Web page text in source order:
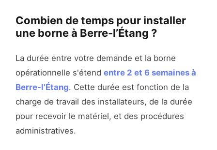
Combien de temps pour installer
une borne à Berre-l’Étang ?
La durée entre votre demande et la borne
opérationnelle s'étend entre 2 et 6 semaines à
Berre-l’Étang. Cette durée est fonction de la
charge de travail des installateurs, de la durée
pour recevoir le matériel, et des procédures
administratives.